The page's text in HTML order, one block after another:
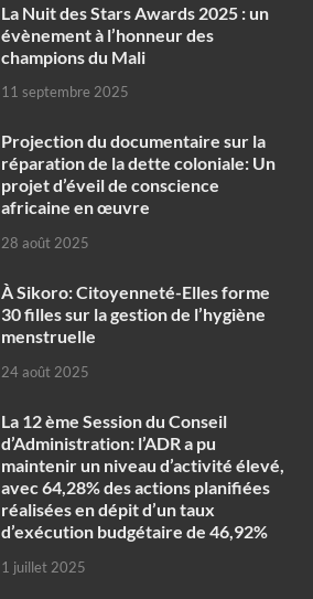
‎La Nuit des Stars Awards 2025 : un
évènement à l’honneur des
champions du Mali
11 septembre 2025
Projection du documentaire sur la
réparation de la dette coloniale: Un
projet d’éveil de conscience
africaine en œuvre‎
28 août 2025
À Sikoro: Citoyenneté-Elles forme
30 filles sur la gestion de l’hygiène
menstruelle
24 août 2025
La 12 ème Session du Conseil
d’Administration: l’ADR a pu
maintenir un niveau d’activité élevé,
avec 64,28% des actions planifiées
réalisées en dépit d’un taux
d’exécution budgétaire de 46,92%
1 juillet 2025